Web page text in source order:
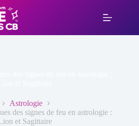
Astrologie
des signes de feu en astrologie :
et Sagittaire